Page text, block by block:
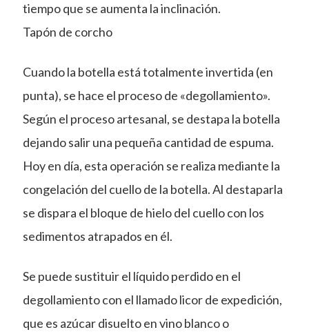
tiempo que se aumenta la inclinación.
Tapón de corcho
Cuando la botella está totalmente invertida (en
punta), se hace el proceso de «degollamiento».
Según el proceso artesanal, se destapa la botella
dejando salir una pequeña cantidad de espuma.
Hoy en día, esta operación se realiza mediante la
congelación del cuello de la botella. Al destaparla
se dispara el bloque de hielo del cuello con los
sedimentos atrapados en él.
Se puede sustituir el líquido perdido en el
degollamiento con el llamado licor de expedición,
que es azúcar disuelto en vino blanco o